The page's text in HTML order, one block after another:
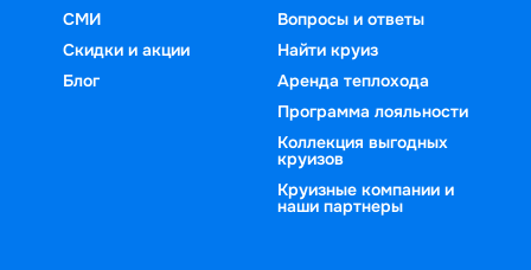
СМИ
Скидки и акции
Блог
Вопросы и ответы
Найти круиз
Аренда теплохода
Программа лояльности
Коллекция выгодных
круизов
Круизные компании и
наши партнеры